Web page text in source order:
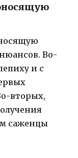
Во-
и с
вторых,
саженцы